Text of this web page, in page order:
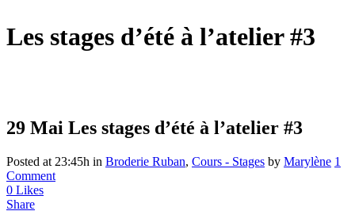
Les stages d’été à l’atelier #3
29 Mai Les stages d’été à l’atelier #3
Posted at 23:45h in Broderie Ruban, Cours - Stages by Marylène 1
Comment
0 Likes
Share